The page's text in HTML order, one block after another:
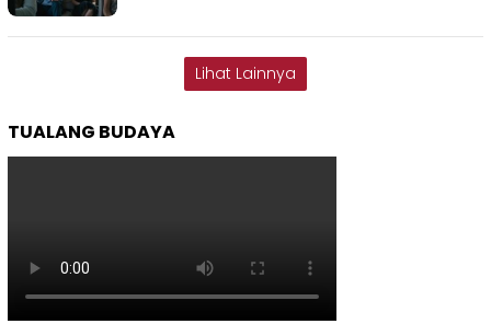
Lihat Lainnya
TUALANG BUDAYA